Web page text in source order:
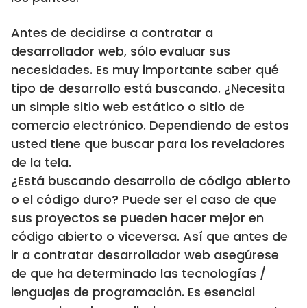
Antes de decidirse a contratar a
desarrollador web, sólo evaluar sus
necesidades. Es muy importante saber qué
tipo de desarrollo está buscando. ¿Necesita
un simple sitio web estático o sitio de
comercio electrónico. Dependiendo de estos
usted tiene que buscar para los reveladores
de la tela.
¿Está buscando desarrollo de código abierto
o el código duro? Puede ser el caso de que
sus proyectos se pueden hacer mejor en
código abierto o viceversa. Así que antes de
ir a contratar desarrollador web asegúrese
de que ha determinado las tecnologías /
lenguajes de programación. Es esencial